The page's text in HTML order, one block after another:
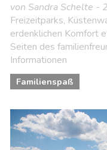
von Sandra Schelte -
Freizeitparks,
erdenklichen Komfort
Seiten des
Informationen
Familienspaß